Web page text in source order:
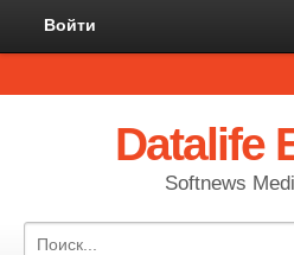
Войти
Datalife
Softnews